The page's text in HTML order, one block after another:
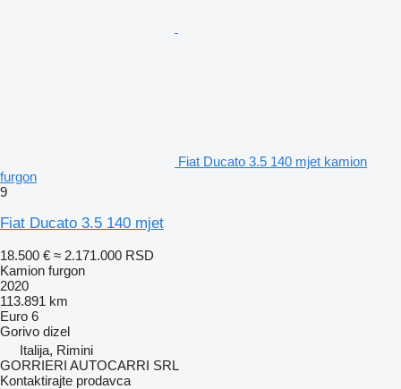
Fiat Ducato 3.5 140 mjet kamion
furgon
9
Fiat Ducato 3.5 140 mjet
18.500 € ≈ 2.171.000 RSD
Kamion furgon
2020
113.891 km
Euro 6
Gorivo dizel
Italija, Rimini
GORRIERI AUTOCARRI SRL
Kontaktirajte prodavca